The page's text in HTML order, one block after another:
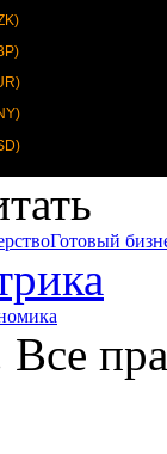
Готовый